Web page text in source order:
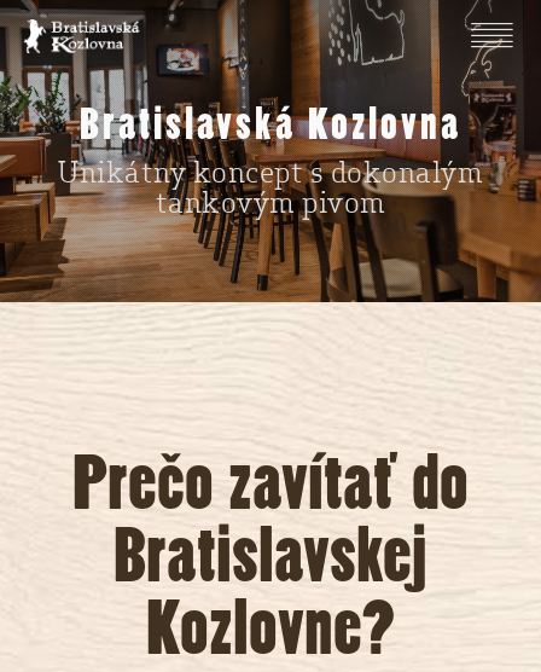
Bratislavská Kozlovna
Unikátny koncept s dokonalým
tankovým pivom
Prečo zavítať do
Bratislavskej
Kozlovne?